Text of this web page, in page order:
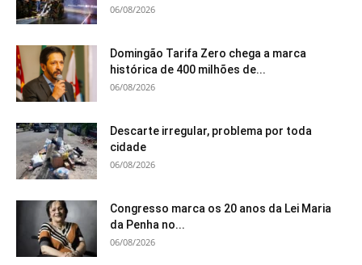
06/08/2026
Domingão Tarifa Zero chega a marca
histórica de 400 milhões de...
06/08/2026
Descarte irregular, problema por toda
cidade
06/08/2026
Congresso marca os 20 anos da Lei Maria
da Penha no...
06/08/2026